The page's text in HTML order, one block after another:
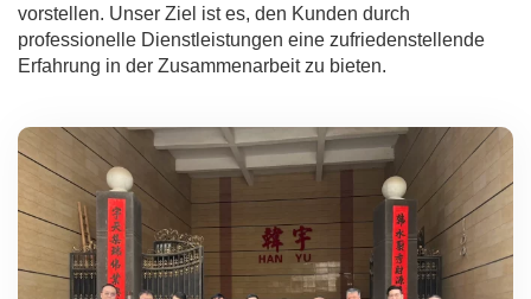
vorstellen. Unser Ziel ist es, den Kunden durch
professionelle Dienstleistungen eine zufriedenstellende
Erfahrung in der Zusammenarbeit zu bieten.